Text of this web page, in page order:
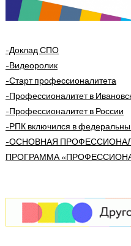
-Доклад СПО
-Видеоролик
-Старт профессионалитета
-Профессионалитет в
-Профессионалитет в России
-РПК включился в
-ОСНОВНАЯ
ПРОГРАММА